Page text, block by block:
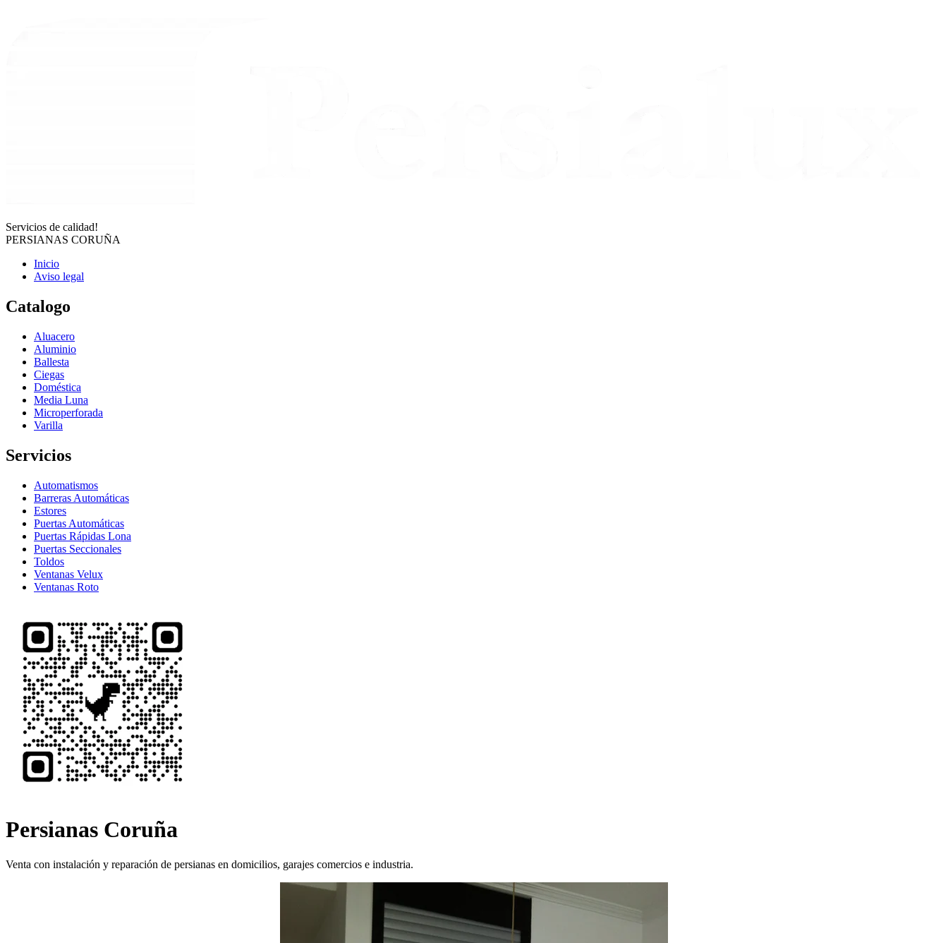
Servicios de calidad!
PERSIANAS CORUÑA
Inicio
Aviso legal
Catalogo
Aluacero
Aluminio
Ballesta
Ciegas
Doméstica
Media Luna
Microperforada
Varilla
Servicios
Automatismos
Barreras Automáticas
Estores
Puertas Automáticas
Puertas Rápidas Lona
Puertas Seccionales
Toldos
Ventanas Velux
Ventanas Roto
Persianas Coruña
Venta con instalación y reparación de persianas en domicilios, garajes comercios e industria.